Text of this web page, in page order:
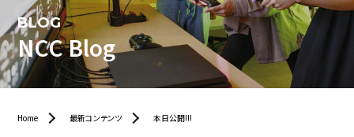
BLOG
NCC Blog
Home 最新コンテンツ 本日公開!!!